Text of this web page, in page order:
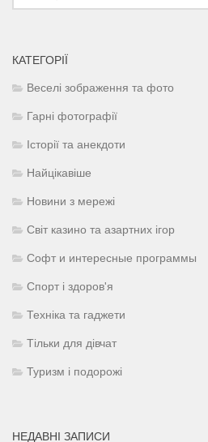
КАТЕГОРІЇ
Веселі зображення та фото
Гарні фотографії
Історії та анекдоти
Найцікавіше
Новини з мережі
Світ казино та азартних ігор
Софт и интересные программы
Спорт і здоров'я
Техніка та гаджети
Тільки для дівчат
Туризм і подорожі
НЕДАВНІ ЗАПИСИ